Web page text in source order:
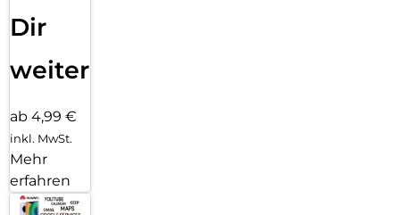
Dir
weiter
ab 4,99 €
inkl. MwSt.
Mehr
erfahren